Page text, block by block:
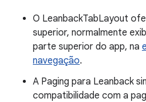
O LeanbackTabLayout
superior, normalmente
parte superior do app, na
navegação.
A Paging para Leanback
compatibilidade com a